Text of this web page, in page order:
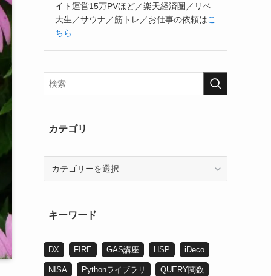
イト運営15万PVほど／楽天経済圏／リベ
大生／サウナ／筋トレ／お仕事の依頼はこ
ちら
カテゴリ
キーワード
DX FIRE GAS講座 HSP iDeco
NISA Pythonライブラリ QUERY関数